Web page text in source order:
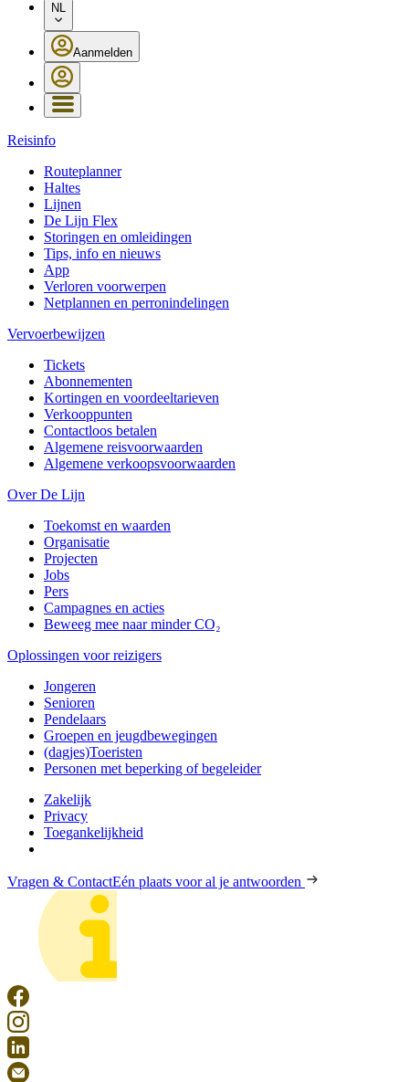
NL
Aanmelden
Reisinfo
Routeplanner
Haltes
Lijnen
De Lijn Flex
Storingen en omleidingen
Tips, info en nieuws
App
Verloren voorwerpen
Netplannen en perronindelingen
Vervoerbewijzen
Tickets
Abonnementen
Kortingen en voordeeltarieven
Verkooppunten
Contactloos betalen
Algemene reisvoorwaarden
Algemene verkoopsvoorwaarden
Over De Lijn
Toekomst en waarden
Organisatie
Projecten
Jobs
Pers
Campagnes en acties
Beweeg mee naar minder CO₂
Oplossingen voor reizigers
Jongeren
Senioren
Pendelaars
Groepen en jeugdbewegingen
(dagjes)Toeristen
Personen met beperking of begeleider
Zakelijk
Privacy
Toegankelijkheid
Vragen & ContactEén plaats voor al je antwoorden